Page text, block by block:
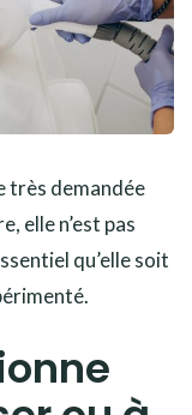
très demandée
elle n’est pas
qu’elle soit